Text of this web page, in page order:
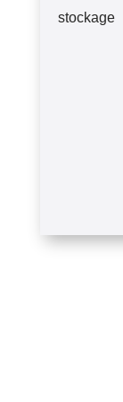
stockage